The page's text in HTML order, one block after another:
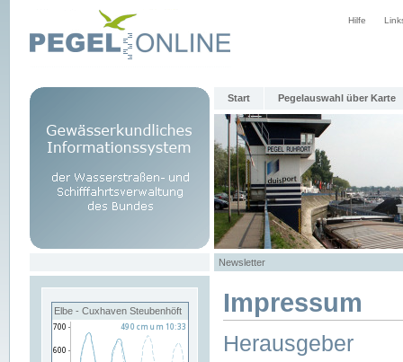
Hilfe
Start Pegelauswahl über Karte
Newsletter
Elbe - Cuxhaven Steubenhöft Impressum
Herausgeber